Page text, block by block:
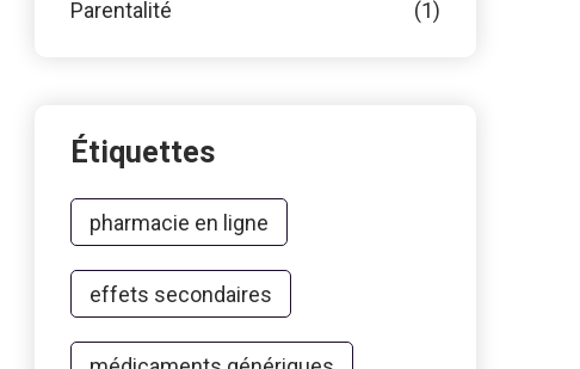
Parentalité (1)
Étiquettes
pharmacie en ligne
effets secondaires